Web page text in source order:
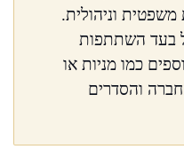
וניהולית.
בעד השתתפות
כמו מניות או
והסדרים